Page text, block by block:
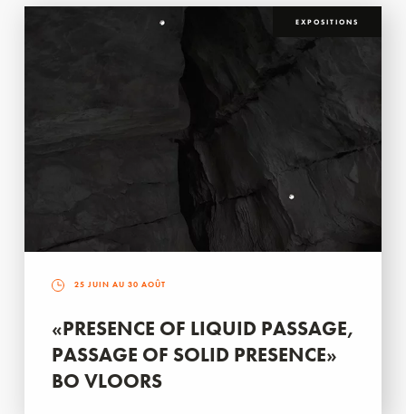
EXPOSITIONS
25 JUIN AU 30 AOÛT
«PRESENCE OF LIQUID PASSAGE,
PASSAGE OF SOLID PRESENCE»
BO VLOORS